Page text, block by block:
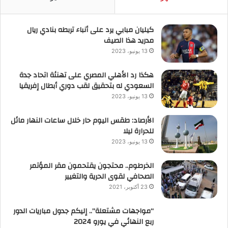
كيليان مبابي يرد على أنباء تربطه بنادي ريال
مدريد هذا الصيف
13 يونيو، 2023
هكذا رد الأهلي المصري على تهنئة اتحاد جدة
السعودي له بتحقيق لقب دوري أبطال إفريقيا
13 يونيو، 2023
الأرصاد: طقس اليوم حار خلال ساعات النهار مائل
للحرارة ليلا
13 يونيو، 2023
الخرطوم.. محتجون يقتحمون مقر المؤتمر
الصحافي لقوى الحرية والتغيير
23 أكتوبر، 2021
“مواجهات مشتعلة”.. إليكم جدول مباريات الدور
ربع النهائي في يورو 2024